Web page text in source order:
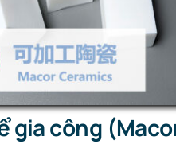
gia công